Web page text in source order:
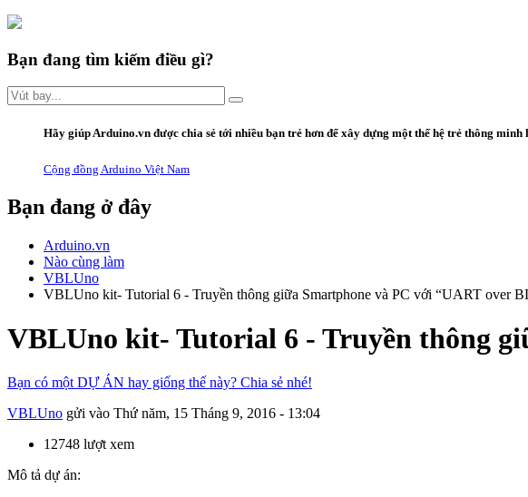
Bạn đang tìm kiếm điều gì?
Hãy giúp Arduino.vn được chia sẻ tới nhiều bạn trẻ hơn để xây dựng một thế hệ trẻ thông minh
Cộng đồng Arduino Việt Nam
Bạn đang ở đây
Arduino.vn
Nào cùng làm
VBLUno
VBLUno kit- Tutorial 6 - Truyền thông giữa Smartphone và PC với “UART over
VBLUno kit- Tutorial 6 - Truyền thông
Bạn có một DỰ ÁN hay giống thế này? Chia sẻ nhé!
VBLUno gửi vào Thứ năm, 15 Tháng 9, 2016 - 13:04
12748 lượt xem
Mô tả dự án: